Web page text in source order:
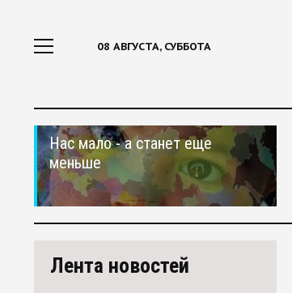
08 АВГУСТА, СУББОТА
Нас мало - а станет еще
меньше
Лента новостей